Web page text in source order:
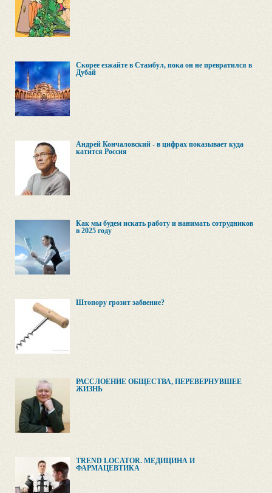
Скорее езжайте в Стамбул, пока он не превратился в
Дубай
Андрей Кончаловский - в цифрах показывает куда
катится Россия
Как мы будем искать работу и нанимать сотрудников
в 2025 году
Штопору грозит забвение?
РАССЛОЕНИЕ ОБЩЕСТВА, ПЕРЕВЕРНУВШЕЕ
ЖИЗНЬ
TREND LOCATOR. МЕДИЦИНА И
ФАРМАЦЕВТИКА